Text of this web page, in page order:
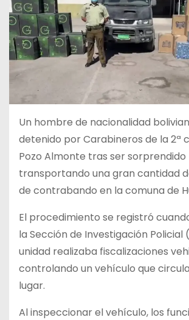
Un hombre de nacionalidad
detenido por Carabineros de la 2ª
Pozo Almonte tras ser sorprendido
transportando una gran cantidad
de contrabando en la comuna de
El procedimiento se registró
la Sección de Investigación Policial
unidad realizaba fiscalizaciones
controlando un vehículo que
lugar.
Al inspeccionar el vehículo, los